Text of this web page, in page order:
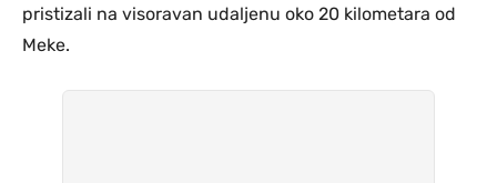
pristizali na visoravan udaljenu oko 20 kilometara od
Meke.